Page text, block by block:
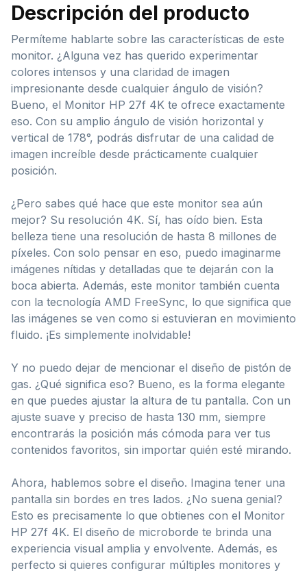
Descripción del producto
Permíteme hablarte sobre las características de este
monitor. ¿Alguna vez has querido experimentar
colores intensos y una claridad de imagen
impresionante desde cualquier ángulo de visión?
Bueno, el Monitor HP 27f 4K te ofrece exactamente
eso. Con su amplio ángulo de visión horizontal y
vertical de 178°, podrás disfrutar de una calidad de
imagen increíble desde prácticamente cualquier
posición.
¿Pero sabes qué hace que este monitor sea aún
mejor? Su resolución 4K. Sí, has oído bien. Esta
belleza tiene una resolución de hasta 8 millones de
píxeles. Con solo pensar en eso, puedo imaginarme
imágenes nítidas y detalladas que te dejarán con la
boca abierta. Además, este monitor también cuenta
con la tecnología AMD FreeSync, lo que significa que
las imágenes se ven como si estuvieran en movimiento
fluido. ¡Es simplemente inolvidable!
Y no puedo dejar de mencionar el diseño de pistón de
gas. ¿Qué significa eso? Bueno, es la forma elegante
en que puedes ajustar la altura de tu pantalla. Con un
ajuste suave y preciso de hasta 130 mm, siempre
encontrarás la posición más cómoda para ver tus
contenidos favoritos, sin importar quién esté mirando.
Ahora, hablemos sobre el diseño. Imagina tener una
pantalla sin bordes en tres lados. ¿No suena genial?
Esto es precisamente lo que obtienes con el Monitor
HP 27f 4K. El diseño de microborde te brinda una
experiencia visual amplia y envolvente. Además, es
perfecto si quieres configurar múltiples monitores y